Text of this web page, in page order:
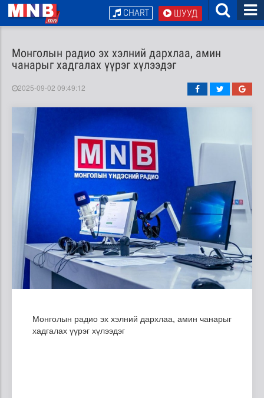
ШУУД
CHART
Монголын радио эх хэлний дархлаа, амин
чанарыг хадгалах үүрэг хүлээдэг
2025-09-02 09:49:12
Монголын радио эх хэлний дархлаа, амин чанарыг
хадгалах үүрэг хүлээдэг